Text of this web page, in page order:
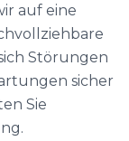
auf eine
Störungen
sicher
Sie